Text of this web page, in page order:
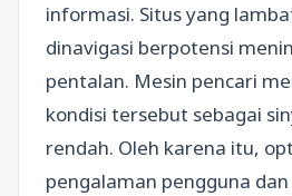
informasi. Situs yang
dinavigasi berpotensi
pentalan. Mesin pencari
kondisi tersebut sebagai
rendah. Oleh karena itu,
pengalaman pengguna dan